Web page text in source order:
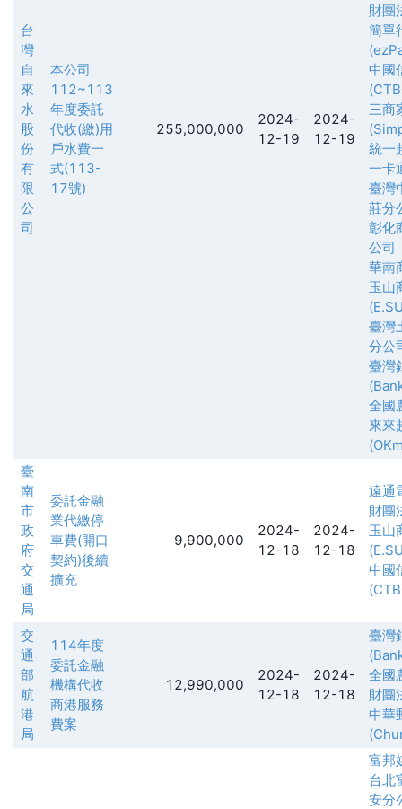
台
灣
自
來
水
股
份
有
限
公
司
本公司
112~113
年度委託
代收(繳)用
戶水費一
式(113-
17號)
255,000,000
2024-
12-19
2024-
12-19
財團
簡單
中國
三商
統一
一卡
臺灣
莊分
彰化
公司
華南
玉山
臺灣
分公
臺灣
全國
來來
臺
南
市
政
府
交
通
局
委託金融
業代繳停
車費(開口
契約)後續
擴充
9,900,000
2024-
12-18
2024-
12-18
遠通
財團
玉山
中國
交
通
部
航
港
局
114年度
委託金融
機構代收
商港服務
費案
12,990,000
2024-
12-18
2024-
12-18
臺灣
全國
財團
中華
富邦
台北
安分